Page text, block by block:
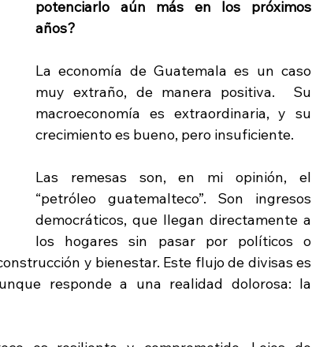
potenciarlo aún más en los próximos
años?
La economía de Guatemala es un caso
muy extraño, de manera positiva.  Su
macroeconomía es extraordinaria, y su
crecimiento es bueno, pero insuficiente.
Las remesas son, en mi opinión, el
“petróleo guatemalteco”. Son ingresos
democráticos, que llegan directamente a
los hogares sin pasar por políticos o
y bienestar. Este flujo de divisas es
responde a una realidad dolorosa: la